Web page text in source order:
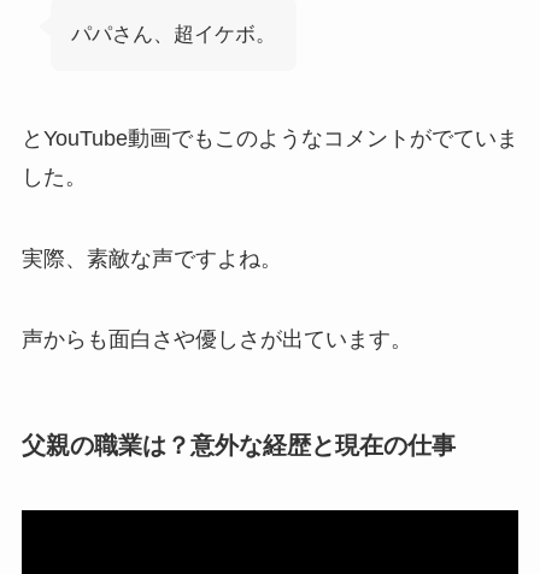
パパさん、超イケボ。
とYouTube動画でもこのようなコメントがでていま
した。
実際、素敵な声ですよね。
声からも面白さや優しさが出ています。
父親の職業は？意外な経歴と現在の仕事